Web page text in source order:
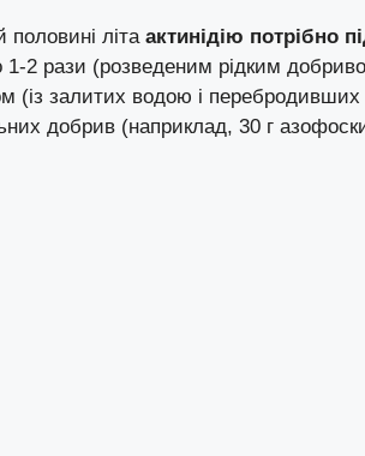
половині літа актинідію потрібно
1-2 рази (розведеним рідким
(із залитих водою і перебродивших
добрив (наприклад, 30 г